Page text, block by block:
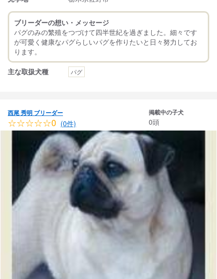
ブリーダーの想い・メッセージ
パグのみの繁殖をつづけて四半世紀を過ぎました。細々です
が可愛く健康なパグらしいパグを作りたいと日々努力してお
主な取扱犬種 パグ
西尾 秀明 ブリーダー
☆☆☆☆☆0 (0件)
掲載中の子犬
0頭